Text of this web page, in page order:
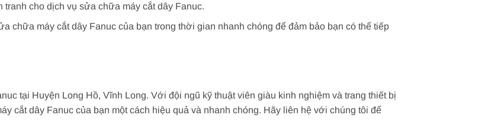
cho dịch vụ sửa chữa máy cắt dây Fanuc.
chữa máy cắt dây Fanuc của bạn trong thời gian nhanh chóng để đảm bảo bạn có thể tiếp
tại Huyện Long Hồ, Vĩnh Long. Với đội ngũ kỹ thuật viên giàu kinh nghiệm và trang thiết bị
cắt dây Fanuc của bạn một cách hiệu quả và nhanh chóng. Hãy liên hệ với chúng tôi để